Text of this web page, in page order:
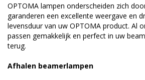
OPTOMA lampen onderscheiden zich
garanderen een excellente weergave en
levensduur van uw OPTOMA product. Al
passen gemakkelijk en perfect in uw
terug.
Afhalen beamerlampen